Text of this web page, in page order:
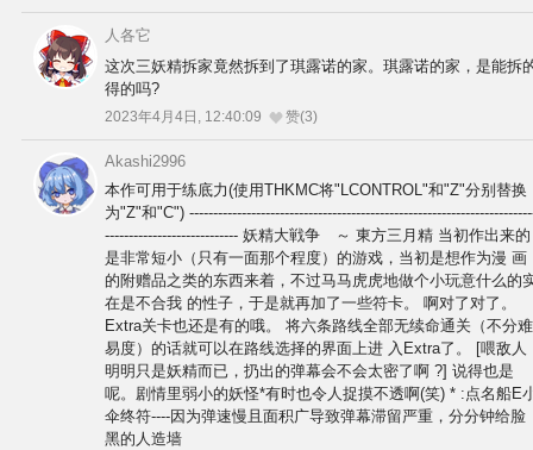
人各它
这次三妖精拆家竟然拆到了琪露诺的家。琪露诺的家，是能拆
得的吗?
2023年4月4日, 12:40:09 赞(3)
Akashi2996
本作可用于练底力(使用THKMC将"LCONTROL"和"Z"分别替换
为"Z"和"C")
---------------------------- 妖精大戦争 ～ 東方三月精 当初作出来的
是非常短小（只有一面那个程度）的游戏，当初是想作为漫 画
的附赠品之类的东西来着，不过马马虎虎地做个小玩意什么的
在是不合我 的性子，于是就再加了一些符卡。 啊对了对了。
Extra关卡也还是有的哦。 将六条路线全部无续命通关（不分难
易度）的话就可以在路线选择的界面上进 入Extra了。 [喂敌人
明明只是妖精而已，扔出的弹幕会不会太密了啊 ?] 说得也是
呢。剧情里弱小的妖怪*有时也令人捉摸不透啊(笑) * :点名船E
伞终符----因为弹速慢且面积广导致弹幕滞留严重，分分钟给脸
黑的人造墙